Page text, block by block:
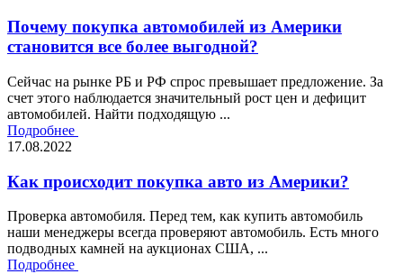
Почему покупка автомобилей из Америки
становится все более выгодной?
Сейчас на рынке РБ и РФ спрос превышает предложение. За
счет этого наблюдается значительный рост цен и дефицит
автомобилей. Найти подходящую ...
Подробнее
17.08.2022
Как происходит покупка авто из Америки?
Проверка автомобиля. Перед тем, как купить автомобиль
наши менеджеры всегда проверяют автомобиль. Есть много
подводных камней на аукционах США, ...
Подробнее